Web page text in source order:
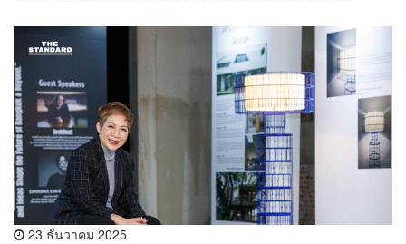
23 ธันวาคม 2025